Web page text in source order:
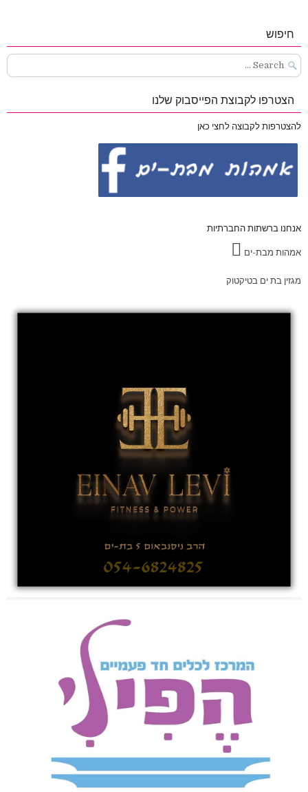
חיפוש
Search
for:
הצטרפו לקבוצת הפייסבוק שלנו
להצטרפות לקבוצה לחצי כאן
אנחנו ברשתות החברתיות
אמהות מבת-ים
מגזין בת ים בטיקטוק